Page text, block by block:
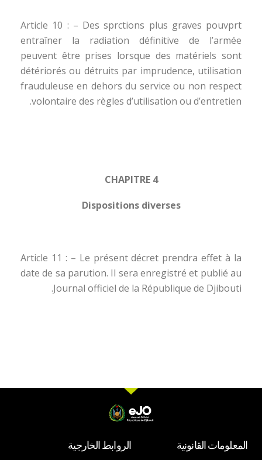
Article 10 : – Des sprctions plus graves pouvprt
entraîner la radiation définitive de l’armée
peuvent être prises lorsque des matériels sont
détériorés ou détruits par imprudence, utilisation
frauduleuse en dehors du service ou non respect
volontaire des règles d’utilisation ou d’entretien.
CHAPITRE 4
Dispositions diverses
Article 11 : – Le présent décret prendra effet à la
date de sa parution. Il sera enregistré et publié au
Journal officiel de la République de Djibouti.
المعلومات القانونية الروابط الخارجية